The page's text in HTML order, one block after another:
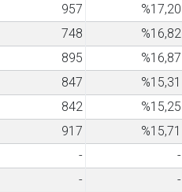
957 %17,20
748 %16,82
895 %16,87
847 %15,31
842 %15,25
917 %15,71
- -
- -